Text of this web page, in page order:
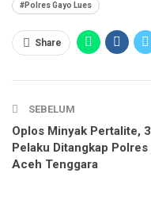
#Polres Gayo Lues
Share
SEBELUM
Oplos Minyak Pertalite, 3
Pelaku Ditangkap Polres
Aceh Tenggara